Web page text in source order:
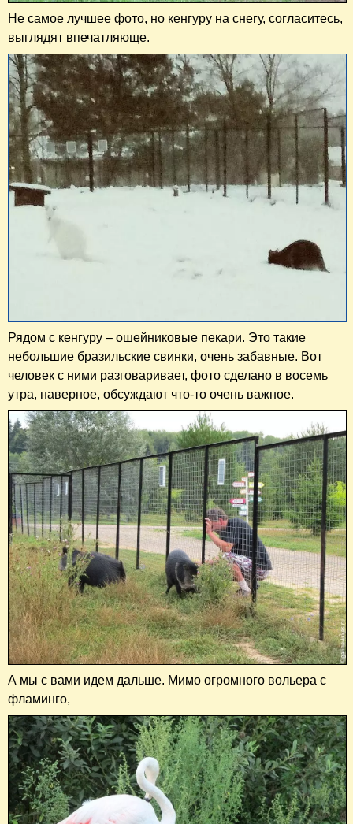
Не самое лучшее фото, но кенгуру на снегу, согласитесь,
выглядят впечатляюще.
Рядом с кенгуру – ошейниковые пекари. Это такие
небольшие бразильские свинки, очень забавные. Вот
человек с ними разговаривает, фото сделано в восемь
утра, наверное, обсуждают что-то очень важное.
А мы с вами идем дальше. Мимо огромного вольера с
фламинго,